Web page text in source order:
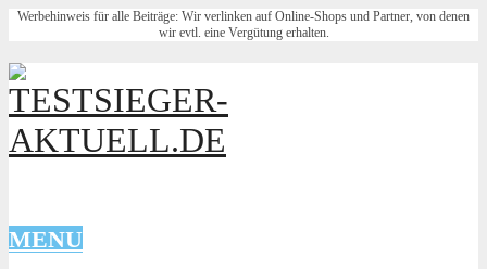
Werbehinweis für alle Beiträge: Wir verlinken auf Online-Shops und Partner, von denen
wir evtl. eine Vergütung erhalten.
MENU